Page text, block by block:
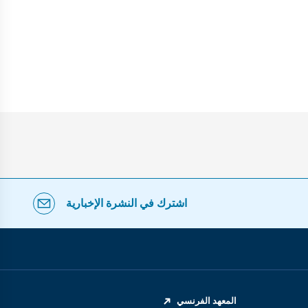
اشترك في النشرة الإخبارية
المعهد الفرنسي